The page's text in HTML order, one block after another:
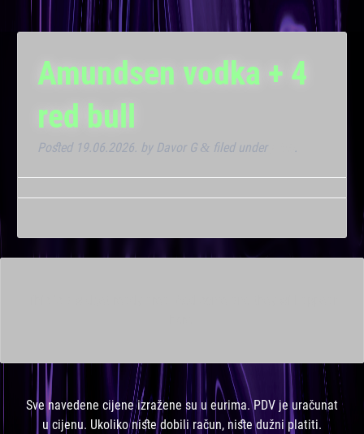
Amundsen vodka + 4
red bull
Posted 19.06.2026. by Davor G & filed under .
Sve navedene cijene izražene su u eurima. PDV je uračunat
u cijenu. Ukoliko niste dobili račun, niste dužni platiti.